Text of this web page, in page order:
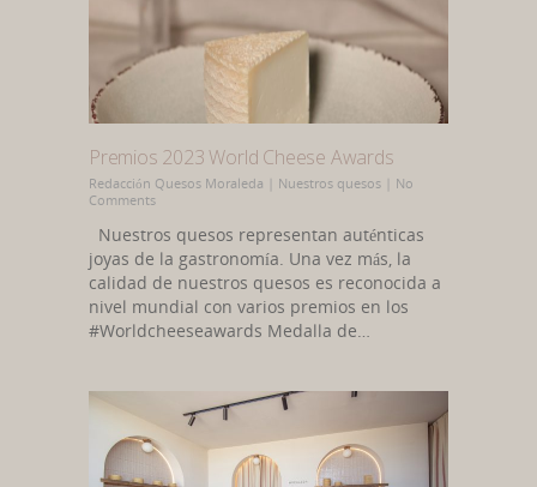
Premios 2023 World Cheese Awards
Redacción Quesos Moraleda Nuestros quesos
No
Comments
Nuestros quesos representan auténticas
joyas de la gastronomía. Una vez más, la
calidad de nuestros quesos es reconocida a
nivel mundial con varios premios en los
#Worldcheeseawards Medalla de…